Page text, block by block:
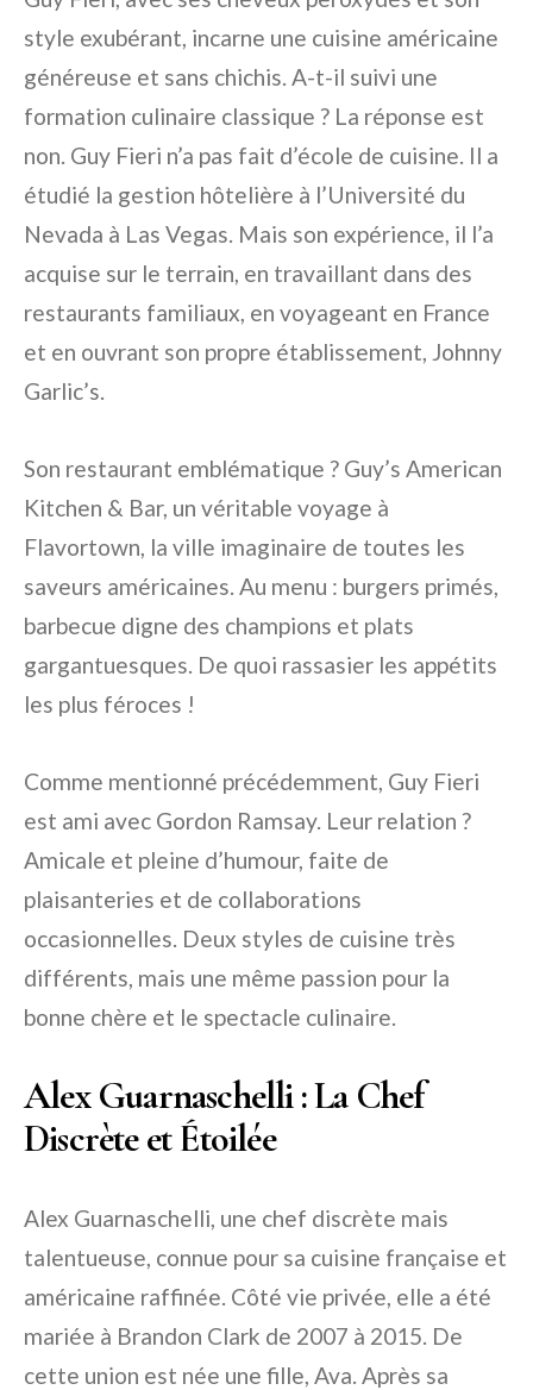
style exubérant, incarne une cuisine américaine
généreuse et sans chichis. A-t-il suivi une
formation culinaire classique ? La réponse est
non. Guy Fieri n’a pas fait d’école de cuisine. Il a
étudié la gestion hôtelière à l’Université du
Nevada à Las Vegas. Mais son expérience, il l’a
acquise sur le terrain, en travaillant dans des
restaurants familiaux, en voyageant en France
et en ouvrant son propre établissement, Johnny
Garlic’s.
Son restaurant emblématique ? Guy’s American
Kitchen & Bar, un véritable voyage à
Flavortown, la ville imaginaire de toutes les
saveurs américaines. Au menu : burgers primés,
barbecue digne des champions et plats
gargantuesques. De quoi rassasier les appétits
les plus féroces !
Comme mentionné précédemment, Guy Fieri
est ami avec Gordon Ramsay. Leur relation ?
Amicale et pleine d’humour, faite de
plaisanteries et de collaborations
occasionnelles. Deux styles de cuisine très
différents, mais une même passion pour la
bonne chère et le spectacle culinaire.
Alex Guarnaschelli : La Chef
Discrète et Étoilée
Alex Guarnaschelli, une chef discrète mais
talentueuse, connue pour sa cuisine française et
américaine raffinée. Côté vie privée, elle a été
mariée à Brandon Clark de 2007 à 2015. De
cette union est née une fille, Ava. Après sa